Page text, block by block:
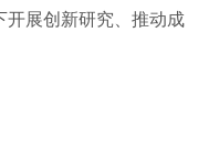
开展创新研究、推动成